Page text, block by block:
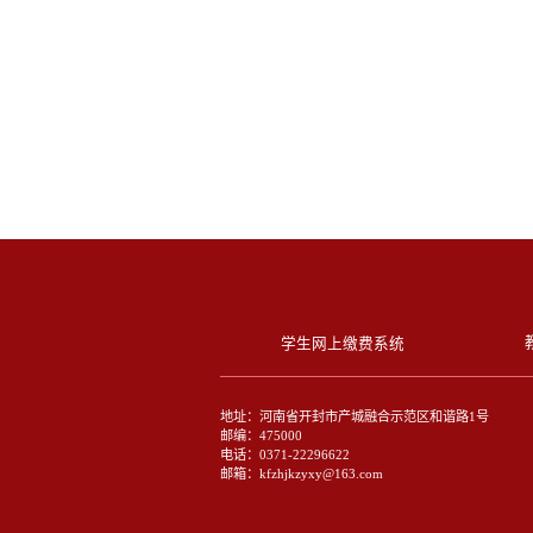
学生网上缴费系统
地址：河南省开封市产城融合示范区和谐路1号
邮编：475000
电话：0371-22296622
邮箱：kfzhjkzyxy@163.com